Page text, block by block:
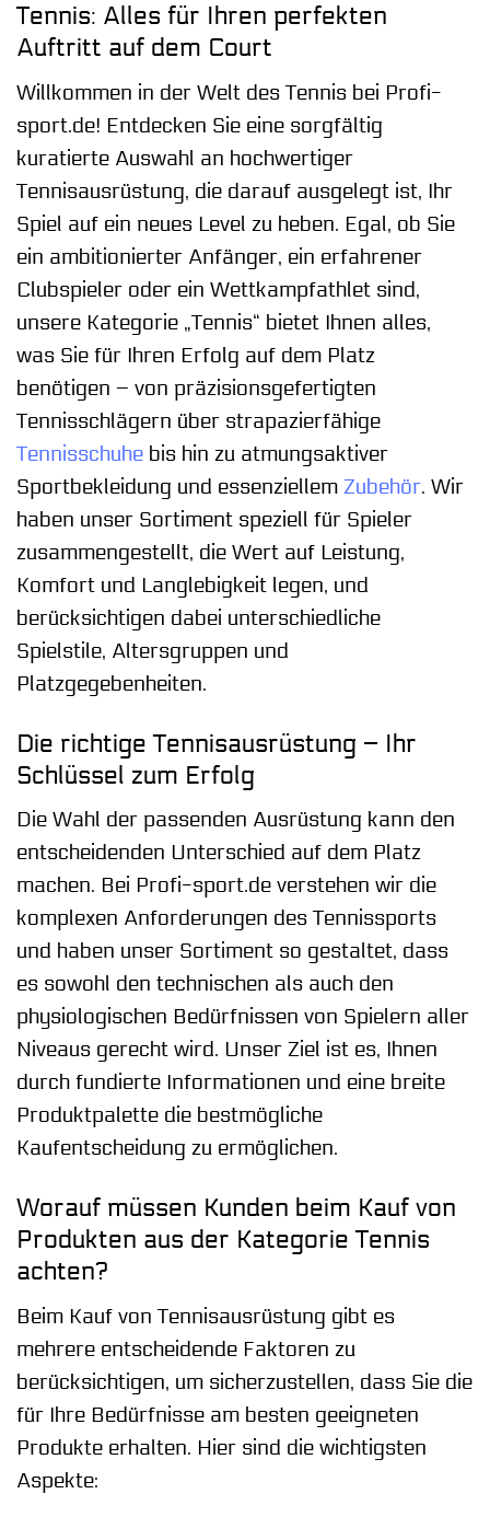
Tennis: Alles für Ihren perfekten
Auftritt auf dem Court
Willkommen in der Welt des Tennis bei Profi-
sport.de! Entdecken Sie eine sorgfältig
kuratierte Auswahl an hochwertiger
Tennisausrüstung, die darauf ausgelegt ist, Ihr
Spiel auf ein neues Level zu heben. Egal, ob Sie
ein ambitionierter Anfänger, ein erfahrener
Clubspieler oder ein Wettkampfathlet sind,
unsere Kategorie „Tennis“ bietet Ihnen alles,
was Sie für Ihren Erfolg auf dem Platz
benötigen – von präzisionsgefertigten
Tennisschlägern über strapazierfähige
Tennisschuhe bis hin zu atmungsaktiver
Sportbekleidung und essenziellem Zubehör. Wir
haben unser Sortiment speziell für Spieler
zusammengestellt, die Wert auf Leistung,
Komfort und Langlebigkeit legen, und
berücksichtigen dabei unterschiedliche
Spielstile, Altersgruppen und
Platzgegebenheiten.
Die richtige Tennisausrüstung – Ihr
Schlüssel zum Erfolg
Die Wahl der passenden Ausrüstung kann den
entscheidenden Unterschied auf dem Platz
machen. Bei Profi-sport.de verstehen wir die
komplexen Anforderungen des Tennissports
und haben unser Sortiment so gestaltet, dass
es sowohl den technischen als auch den
physiologischen Bedürfnissen von Spielern aller
Niveaus gerecht wird. Unser Ziel ist es, Ihnen
durch fundierte Informationen und eine breite
Produktpalette die bestmögliche
Kaufentscheidung zu ermöglichen.
Worauf müssen Kunden beim Kauf von
Produkten aus der Kategorie Tennis
achten?
Beim Kauf von Tennisausrüstung gibt es
mehrere entscheidende Faktoren zu
berücksichtigen, um sicherzustellen, dass Sie die
für Ihre Bedürfnisse am besten geeigneten
Produkte erhalten. Hier sind die wichtigsten
Aspekte: